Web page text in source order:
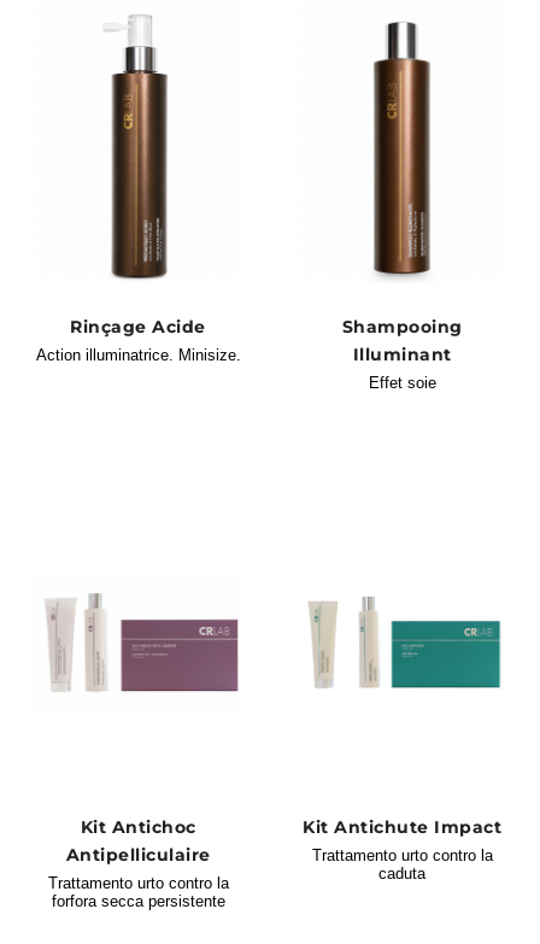
Rinçage Acide
Action illuminatrice. Minisize.
Shampooing
Illuminant
Effet soie
Kit Antichoc
Antipelliculaire
Trattamento urto contro la
forfora secca persistente
Kit Antichute Impact
Trattamento urto contro la
caduta